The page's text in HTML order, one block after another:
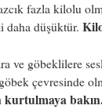
fazla kilolu
daha düşüktür.
ve göbeklilere
çevresinde
kurtulmaya